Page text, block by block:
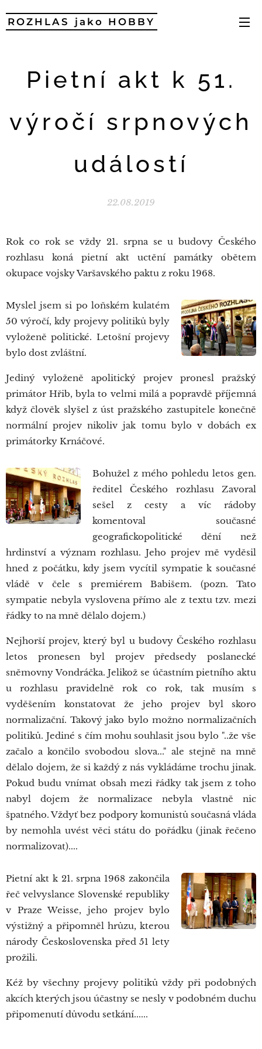
ROZHLAS jako HOBBY
Pietní akt k 51.
výročí srpnových
událostí
22.08.2019
Rok co rok se vždy 21. srpna se u budovy Českého
rozhlasu koná pietní akt uctění památky obětem
okupace vojsky Varšavského paktu z roku 1968.
Myslel jsem si po loňském kulatém
50 výročí, kdy projevy politiků byly
vyloženě politické. Letošní projevy
bylo dost zvláštní.
Jediný vyloženě apolitický projev pronesl pražský
primátor Hřib, byla to velmi milá a popravdě příjemná
když člověk slyšel z úst pražského zastupitele konečně
normální projev nikoliv jak tomu bylo v dobách ex
primátorky Krnáčové.
Bohužel z mého pohledu letos gen.
ředitel Českého rozhlasu Zavoral
sešel z cesty a víc rádoby
komentoval současné
geografickopolitické dění než
hrdinství a význam rozhlasu. Jeho projev mě vyděsil
hned z počátku, kdy jsem vycítil sympatie k současné
vládě v čele s premiérem Babišem. (pozn. Tato
sympatie nebyla vyslovena přímo ale z textu tzv. mezi
řádky to na mně dělalo dojem.)
Nejhorší projev, který byl u budovy Českého rozhlasu
letos pronesen byl projev předsedy poslanecké
sněmovny Vondráčka. Jelikož se účastním pietního aktu
u rozhlasu pravidelně rok co rok, tak musím s
vyděšením konstatovat že jeho projev byl skoro
normalizační. Takový jako bylo možno normalizačních
politiků. Jediné s čím mohu souhlasit jsou bylo "..že vše
začalo a končilo svobodou slova..." ale stejně na mně
dělalo dojem, že si každý z nás vykládáme trochu jinak.
Pokud budu vnímat obsah mezi řádky tak jsem z toho
nabyl dojem že normalizace nebyla vlastně nic
špatného. Vždyť bez podpory komunistů současná vláda
by nemohla uvést věci státu do pořádku (jinak řečeno
normalizovat)....
Pietní akt k 21. srpna 1968 zakončila
řeč velvyslance Slovenské republiky
v Praze Weisse, jeho projev bylo
výstižný a připomněl hrůzu, kterou
národy Československa před 51 lety
prožili.
Kéž by všechny projevy politiků vždy při podobných
akcích kterých jsou účastny se nesly v podobném duchu
připomenutí důvodu setkání......